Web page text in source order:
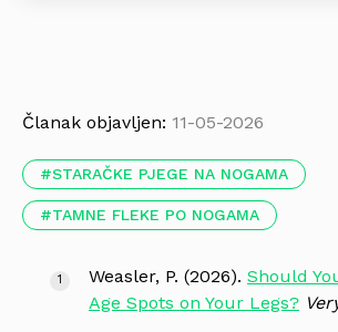
Članak objavljen: 11-05-2026
STARAČKE PJEGE NA NOGAMA
TAMNE FLEKE PO NOGAMA
Weasler, P. (2026). Should
Age Spots on Your Legs?